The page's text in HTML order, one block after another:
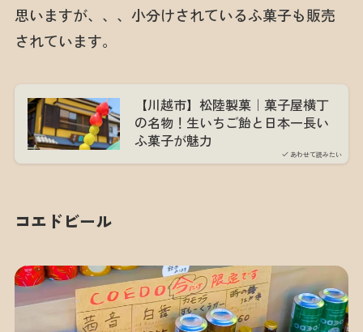
思いますが、、、小分けされているふ菓子も販売
されています。
あわせて読みたい
【川越市】松陸製菓｜菓子屋横丁
の名物！生いちご飴と日本一長い
ふ菓子が魅力
コエドビール